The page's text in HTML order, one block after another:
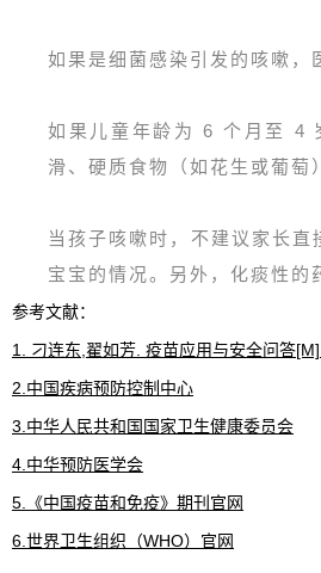
如果是细菌感染引发的咳嗽，
如果儿童年龄为 6 个月至 4
滑、硬质食物（如花生或葡萄
当孩子咳嗽时，不建议家长
宝宝的情况。另外，化痰性的
参考文献：
1. 刁连东,翟如芳. 疫苗应用与安全问答
2.中国疾病预防控制中心
3.中华人民共和国国家卫生健康委员会
4.中华预防医学会
5.《中国疫苗和免疫》期刊官网
6.世界卫生组织（WHO）官网